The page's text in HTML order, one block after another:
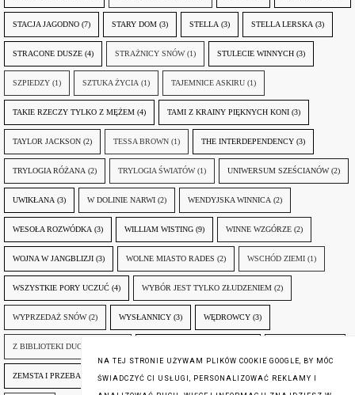
STACJA JAGODNO (7) STARY DOM (3) STELLA (3) STELLA LERSKA (3)
STRACONE DUSZE (4) STRAŻNICY SNÓW (1) STULECIE WINNYCH (3)
SZPIEDZY (1) SZTUKA ŻYCIA (1) TAJEMNICE ASKIRU (1)
TAKIE RZECZY TYLKO Z MĘŻEM (4) TAMI Z KRAINY PIĘKNYCH KONI (3)
TAYLOR JACKSON (2) TESSA BROWN (1) THE INTERDEPENDENCY (3)
TRYLOGIA RÓŻANA (2) TRYLOGIA ŚWIATÓW (1) UNIWERSUM SZEŚCIANÓW (2)
UWIKŁANA (3) W DOLINIE NARWI (2) WENDYJSKA WINNICA (2)
WESOŁA ROZWÓDKA (3) WILLIAM WISTING (9) WINNE WZGÓRZE (2)
WOJNA W JANGBLIZJI (3) WOLNE MIASTO RADES (2) WSCHÓD ZIEMI (1)
WSZYSTKIE PORY UCZUĆ (4) WYBÓR JEST TYLKO ZŁUDZENIEM (2)
WYPRZEDAŻ SNÓW (2) WYSŁANNICY (3) WĘDROWCY (3)
Z BIBLIOTEKI DUCHA GÓR
ZEMSTA I PRZEBACZENIE (6) ŚLADY ZBRODNI (3) ŻYCIA W ŻYCIU (3)
NA TEJ STRONIE UŻYWAM PLIKÓW COOKIE GOOGLE, BY MÓC
ŚWIADCZYĆ CI USŁUGI, PERSONALIZOWAĆ REKLAMY I